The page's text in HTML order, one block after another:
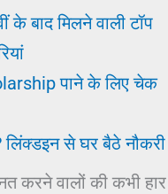
बाद मिलने वाली टॉप
पाने के लिए चेक
से घर बैठे नौकरी
करने वालों की कभी हार